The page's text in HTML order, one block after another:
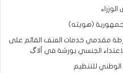
(هويته)
نتائح خارطة مقدمي خدمات العنف القائم على
الجنسي بورشة في ألاگ
الوطني للتنظيم